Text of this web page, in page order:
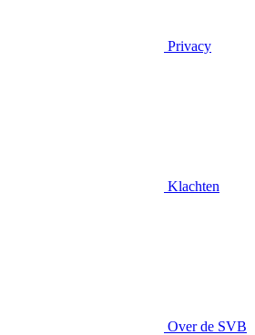
Privacy
Klachten
Over de SVB